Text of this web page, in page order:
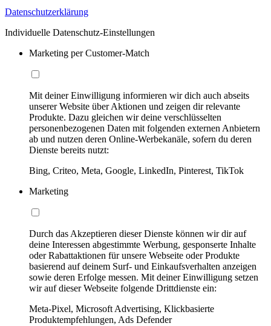
Datenschutzerklärung
Individuelle Datenschutz-Einstellungen
Marketing per Customer-Match
Mit deiner Einwilligung informieren wir dich auch abseits
unserer Website über Aktionen und zeigen dir relevante
Produkte. Dazu gleichen wir deine verschlüsselten
personenbezogenen Daten mit folgenden externen Anbietern
ab und nutzen deren Online-Werbekanäle, sofern du deren
Dienste bereits nutzt:
Bing, Criteo, Meta, Google, LinkedIn, Pinterest, TikTok
Marketing
Durch das Akzeptieren dieser Dienste können wir dir auf
deine Interessen abgestimmte Werbung, gesponserte Inhalte
oder Rabattaktionen für unsere Webseite oder Produkte
basierend auf deinem Surf- und Einkaufsverhalten anzeigen
sowie deren Erfolge messen. Mit deiner Einwilligung setzen
wir auf dieser Webseite folgende Drittdienste ein:
Meta-Pixel, Microsoft Advertising, Klickbasierte
Produktempfehlungen, Ads Defender